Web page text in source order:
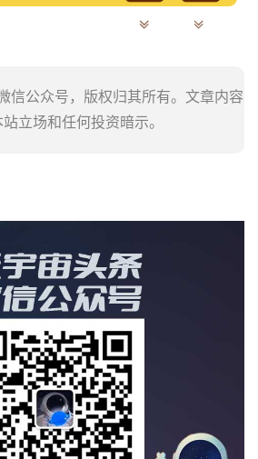
信公众号，版权归其所有。文章内容
立场和任何投资暗示。